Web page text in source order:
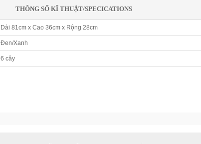
THÔNG SỐ KĨ THUẬT/SPECICATIONS
Dài 81cm x Cao 36cm x Rộng 28cm
Đen/Xanh
6 cây